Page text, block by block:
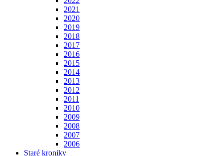
2021
2020
2019
2018
2017
2016
2015
2014
2013
2012
2011
2010
2009
2008
2007
2006
Staré kroniky